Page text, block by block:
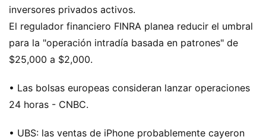
inversores privados activos.
El regulador financiero FINRA planea reducir el umbral
para la "operación intradía basada en patrones" de
$25,000 a $2,000.
• Las bolsas europeas consideran lanzar operaciones
24 horas - CNBC.
• UBS: las ventas de iPhone probablemente cayeron